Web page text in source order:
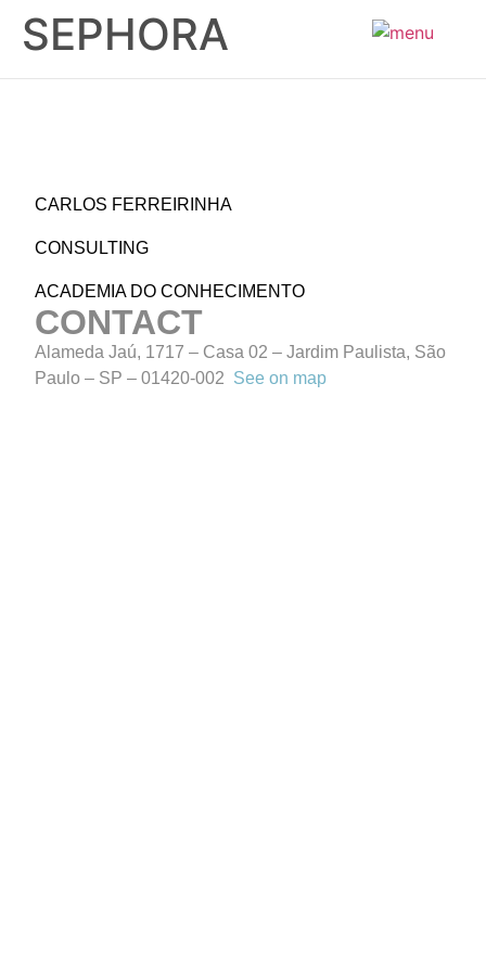
SEPHORA
CARLOS FERREIRINHA
CONSULTING
ACADEMIA DO CONHECIMENTO
CONTACT
Alameda Jaú, 1717 – Casa 02 – Jardim Paulista, São
Paulo – SP – 01420-002 See on map